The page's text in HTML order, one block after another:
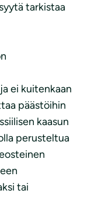
tarkistaa
ei kuitenkaan
päästöihin
kaasun
perusteltua
tai